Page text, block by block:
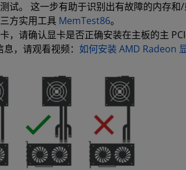
试。 这一步有助于识别出有故障的内存
方实用工具 MemTest86。
，请确认显卡是否正确安装在主板的主
，请观看视频： 如何安装 AMD Radeon